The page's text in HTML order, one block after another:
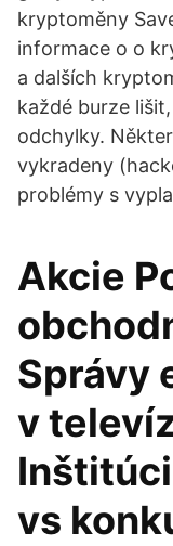
kryptoměny
informace o o
a dalších
každé burze
odchylky.
vykradeny
problémy s
Akcie
Správy
v
vs